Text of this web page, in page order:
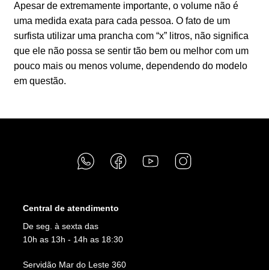
Apesar de extremamente importante, o volume não é
uma medida exata para cada pessoa. O fato de um
surfista utilizar uma prancha com “x” litros, não significa
que ele não possa se sentir tão bem ou melhor com um
pouco mais ou menos volume, dependendo do modelo
em questão.
Central de atendimento
De seg. à sexta das
10h as 13h - 14h as 18:30
Servidão Mar do Leste 360